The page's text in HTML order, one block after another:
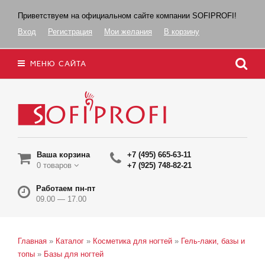
Приветствуем на официальном сайте компании SOFIPROFI!
Вход
Регистрация Мои желания В корзину
МЕНЮ САЙТА
Ваша корзина
0 товаров
+7 (495) 665-63-11
+7 (925) 748-82-21
Работаем пн-пт
09.00 — 17.00
Главная » Каталог » Косметика для ногтей » Гель-лаки, базы и
топы » Базы для ногтей